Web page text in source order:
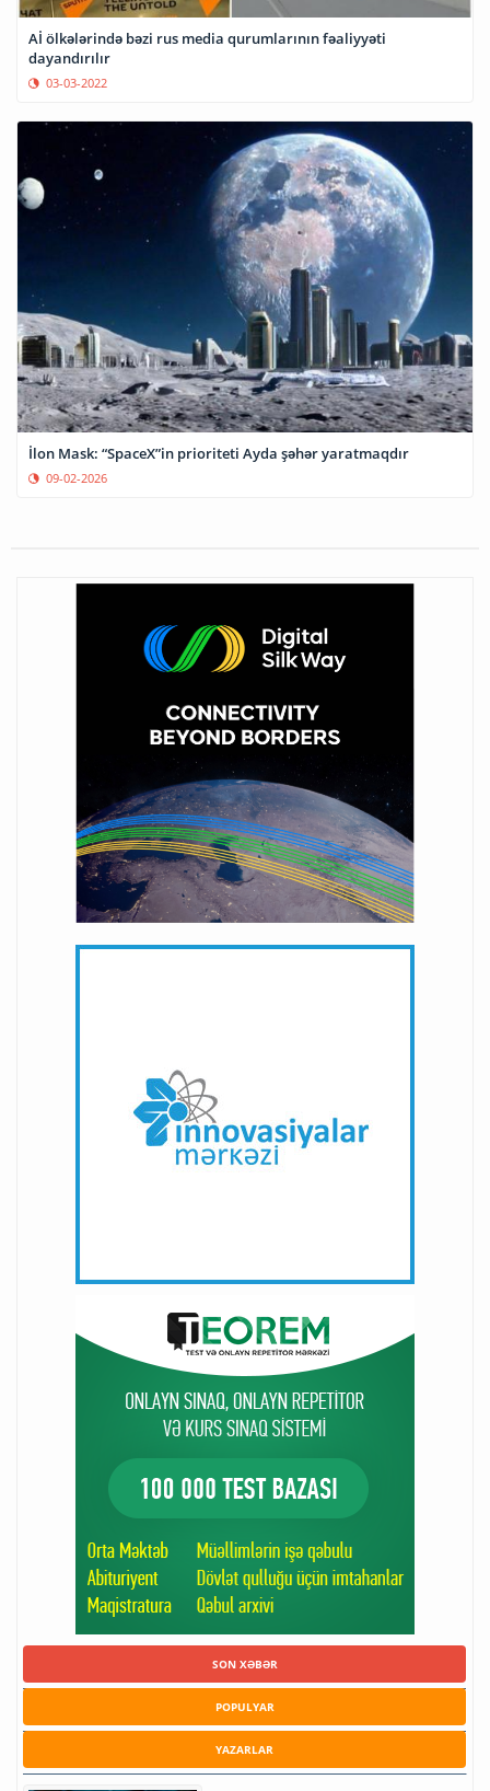
Aİ ölkələrində bəzi rus media qurumlarının fəaliyyəti
dayandırılır
03-03-2022
İlon Mask: “SpaceX”in prioriteti Ayda şəhər yaratmaqdır
09-02-2026
SON XƏBƏR
POPULYAR
YAZARLAR